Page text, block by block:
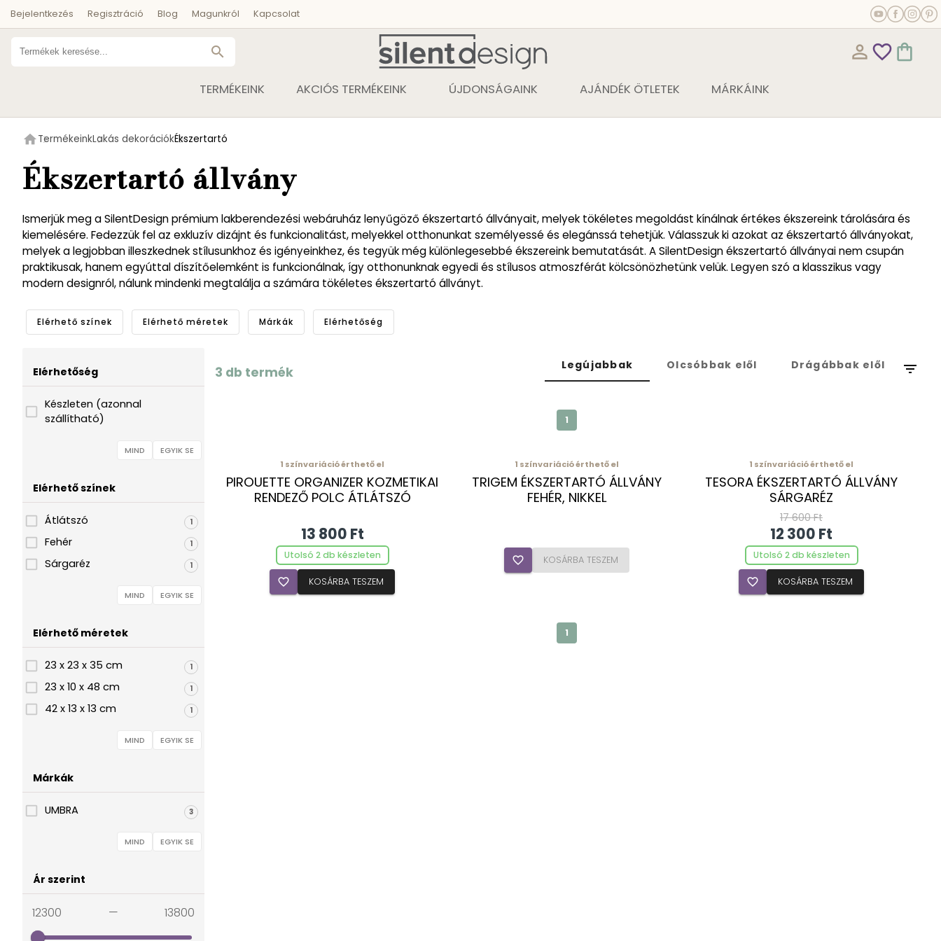
Bejelentkezés Regisztráció Blog Magunkról Kapcsolat
search person_outline favorite_outline shopping_bag
TERMÉKEINK AKCIÓS TERMÉKEINK ÚJDONSÁGAINK AJÁNDÉK ÖTLETEK MÁRKÁINK
homeTermékeinkLakás dekorációkÉkszertartó
Ékszertartó állvány
Ismerjük meg a SilentDesign prémium lakberendezési webáruház lenyűgöző ékszertartó állványait, melyek tökéletes megoldást kínálnak értékes ékszereink tárolására és
kiemelésére. Fedezzük fel az exkluzív dizájnt és funkcionalitást, melyekkel otthonunkat személyessé és elegánssá tehetjük. Válasszuk ki azokat az ékszertartó állványokat,
melyek a legjobban illeszkednek stílusunkhoz és igényeinkhez, és tegyük még különlegesebbé ékszereink bemutatását. A SilentDesign ékszertartó állványai nem csupán
praktikusak, hanem egyúttal díszítőelemként is funkcionálnak, így otthonunknak egyedi és stílusos atmoszférát kölcsönözhetünk velük. Legyen szó a klasszikus vagy
modern designról, nálunk mindenki megtalálja a számára tökéletes ékszertartó állványt.
Elérhető színek Elérhető méretek Márkák Elérhetőség
Ár szerint
12300 — 13800
Elérhető színek
Átlátszó 1
Fehér 1
Sárgaréz 1
MIND EGYIK SE
Elérhető méretek
23 x 23 x 35 cm 1
23 x 10 x 48 cm 1
42 x 13 x 13 cm 1
MIND EGYIK SE
Márkák
UMBRA 3
MIND EGYIK SE
Elérhetőség
Készleten (azonnal
szállítható)
MIND EGYIK SE
3 db termék Legújabbak Olcsóbbak elől Drágábbak elől filter_list
1
1 színvariáció érthető el
PIROUETTE ORGANIZER KOZMETIKAI
RENDEZŐ POLC ÁTLÁTSZÓ
13 800 Ft
Utolsó 2 db készleten
favorite_border KOSÁRBA TESZEM
1 színvariáció érthető el
TRIGEM ÉKSZERTARTÓ ÁLLVÁNY
FEHÉR, NIKKEL
favorite_border KOSÁRBA TESZEM
1 színvariáció érthető el
TESORA ÉKSZERTARTÓ ÁLLVÁNY
SÁRGARÉZ
17 600 Ft
12 300 Ft
Utolsó 2 db készleten
favorite_border KOSÁRBA TESZEM
1